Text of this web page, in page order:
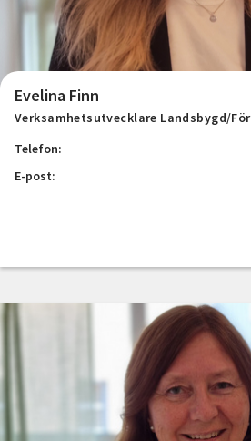
Evelina Finn
Verksamhetsutvecklare Landsbygd/
Telefon:
E-post: